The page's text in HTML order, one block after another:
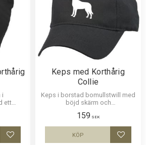
i
ett
Lägg till i favoriter
Keps med Korthårig
Collie
Keps i borstad bomullstwill med
böjd skärm och
siluettmotiv av en Korthårig
Collie.
159 SEK
Lägg
KÖP